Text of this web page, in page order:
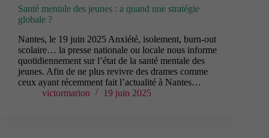
Santé mentale des jeunes : a quand une stratégie
globale ?
Nantes, le 19 juin 2025 Anxiété, isolement, burn-out
scolaire… la presse nationale ou locale nous informe
quotidiennement sur l’état de la santé mentale des
jeunes. Afin de ne plus revivre des drames comme
ceux ayant récemment fait l’actualité à Nantes…
victormarion
19 juin 2025